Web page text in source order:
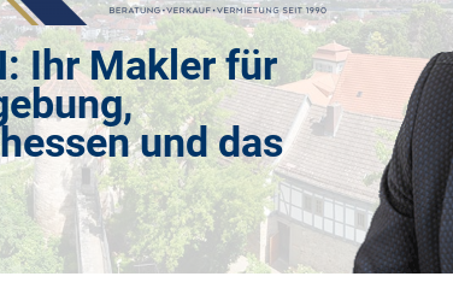
Ihr Makler für
und das